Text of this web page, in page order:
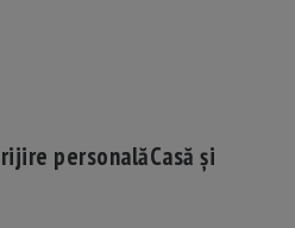
personalăCasă și